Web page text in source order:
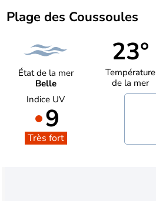
Plage des Coussoules
État de la mer
Belle
23°
Température
de la mer
Indice UV
9
Très fort